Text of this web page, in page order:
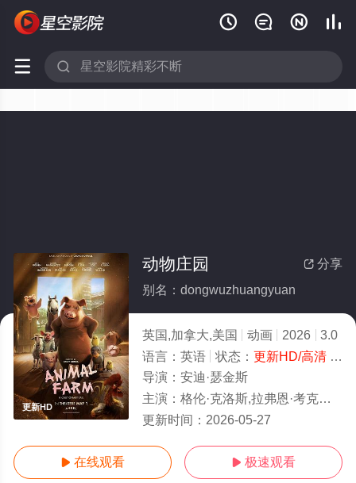
   
 
更新HD
 分享
动物庄园
别名：dongwuzhuangyuan
英国,加拿大,美国 动画 2026
3.0
语言： 英语 状态： 更新HD/高清- 免费在线观看
导演： 安迪·瑟金斯
主演： 格伦·克洛斯,拉弗恩·考克斯,安迪·瑟金斯,伍迪·哈里森,塞斯·罗根,史蒂夫·布西密,吉姆·帕森斯,基南·
更新时间： 2026-05-27
 在线观看  极速观看